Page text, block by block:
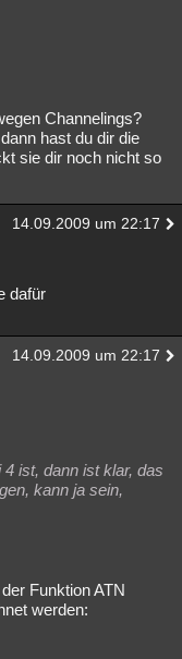
Channelings?
hast du dir die
sie dir noch nicht so
14.09.2009 um 22:17
dafür
14.09.2009 um 22:17
ist, dann ist klar, das
kann ja sein,
Funktion ATN
werden: